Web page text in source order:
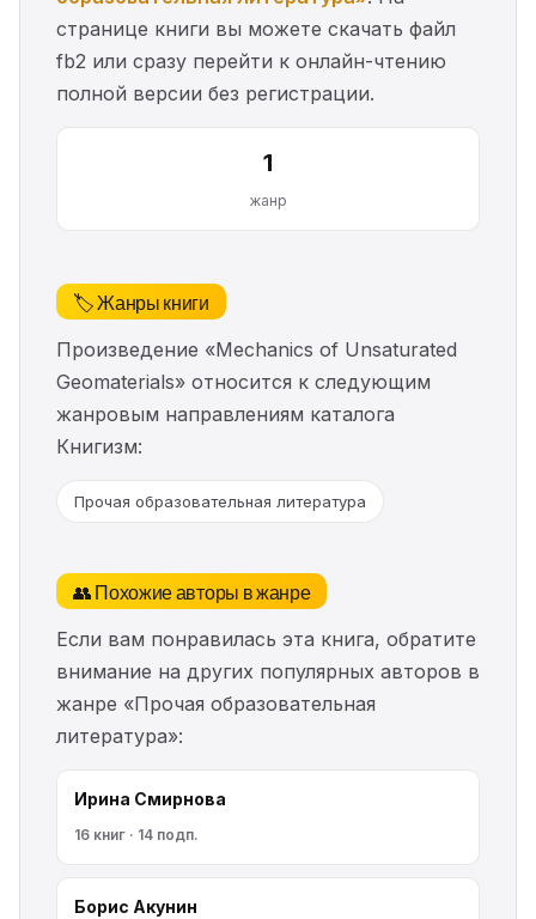
странице книги вы можете скачать файл
fb2 или сразу перейти к онлайн-чтению
полной версии без регистрации.
1
жанр
🏷️ Жанры книги
Произведение «Mechanics of Unsaturated
Geomaterials» относится к следующим
жанровым направлениям каталога
Книгизм:
Прочая образовательная литература
👥 Похожие авторы в жанре
Если вам понравилась эта книга, обратите
внимание на других популярных авторов в
жанре «Прочая образовательная
литература»:
Ирина Смирнова
16 книг · 14 подп.
Борис Акунин